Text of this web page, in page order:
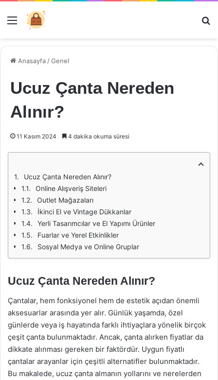
Menü
Anasayfa /Genel
Ucuz Çanta Nereden
Alınır?
11 Kasım 2024 4 dakika okuma süresi
Ucuz Çanta Nereden Alınır?
Online Alışveriş Siteleri
Outlet Mağazaları
İkinci El ve Vintage Dükkanlar
Yerli Tasarımcılar ve El Yapımı Ürünler
Fuarlar ve Yerel Etkinlikler
Sosyal Medya ve Online Gruplar
Ucuz Çanta Nereden Alınır?
Çantalar, hem fonksiyonel hem de estetik açıdan önemli
aksesuarlar arasında yer alır. Günlük yaşamda, özel
günlerde veya iş hayatında farklı ihtiyaçlara yönelik birçok
çeşit çanta bulunmaktadır. Ancak, çanta alırken fiyatlar da
dikkate alınması gereken bir faktördür. Uygun fiyatlı
çantalar arayanlar için çeşitli alternatifler bulunmaktadır.
Bu makalede, ucuz çanta almanın yollarını ve nerelerden